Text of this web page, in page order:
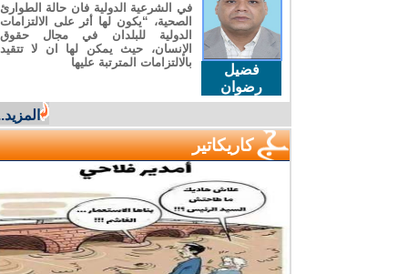
فضيل
رضوان
في الشرعية الدولية فان حالة الطوارئ
الصحية، “يكون لها أثر على الالتزامات
الدولية للبلدان في مجال حقوق
الإنسان، حيث يمكن لها ان لا تتقيد
بالالتزامات المترتبة عليها
المزيد...
كاريكاتير